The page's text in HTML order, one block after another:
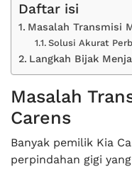
Daftar isi
Masalah Transmisi
Solusi Akurat
Langkah Bijak
Masalah
Carens
Banyak pemilik Kia
perpindahan gigi